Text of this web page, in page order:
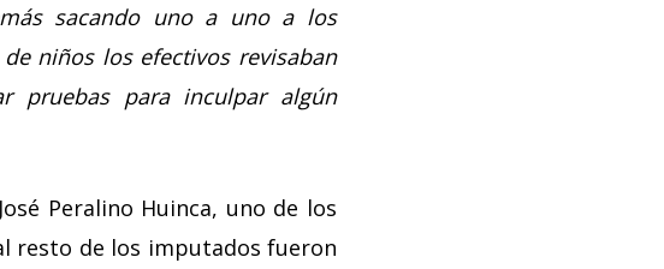
sacando uno a uno a los
niños los efectivos revisaban
pruebas para inculpar algún
Peralino Huinca, uno de los
resto de los imputados fueron